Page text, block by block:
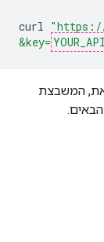
curl "https://
&key=
המשבצת